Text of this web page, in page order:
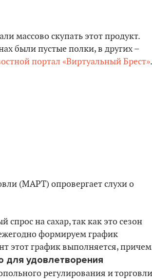
массово скупать этот продукт.
были пустые полки, в других –
портал «Виртуальный Брест».
(МАРТ) опровергает слухи о
спрос на сахар, так как это сезон
формируем график
этот график выполняется, причем
для удовлетворения
регулирования и торговли